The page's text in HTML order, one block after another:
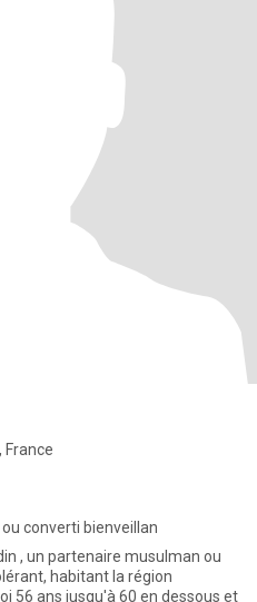
France
converti bienveillan
, un partenaire musulman ou
habitant la région
56 ans jusqu'à 60 en dessous et